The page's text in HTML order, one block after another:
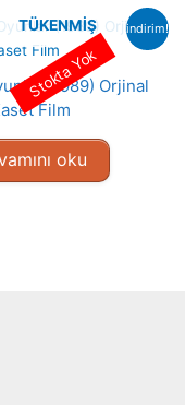
indirim!
TÜKENMIŞ
(1989) Orjinal
Film
oku
Stokta Yok